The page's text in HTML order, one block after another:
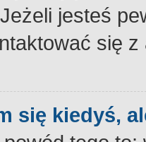
jesteś
się
się kiedyś,